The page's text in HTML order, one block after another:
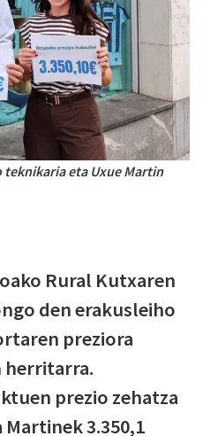
eta Uxue Martin
Rural Kutxaren
den erakusleiho
preziora
herritarra.
prezio zehatza
Martinek 3.350,1